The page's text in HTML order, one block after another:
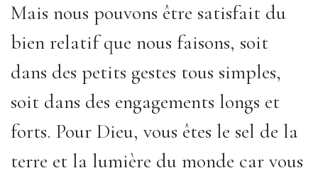
Mais nous pouvons être satisfait du
bien relatif que nous faisons, soit
dans des petits gestes tous simples,
soit dans des engagements longs et
forts. Pour Dieu, vous êtes le sel de la
terre et la lumière du monde car vous